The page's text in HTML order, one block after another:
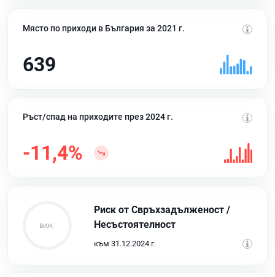
Място по приходи в България за 2021 г.
639
Ръст/спад на приходите през 2024 г.
-11,4%
Риск от Свръхзадълженост /
Несъстоятелност
към 31.12.2024 г.